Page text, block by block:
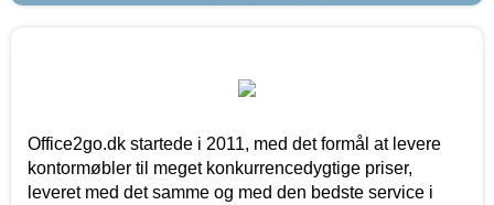
Office2go.dk startede i 2011, med det formål at levere
kontormøbler til meget konkurrencedygtige priser,
leveret med det samme og med den bedste service i